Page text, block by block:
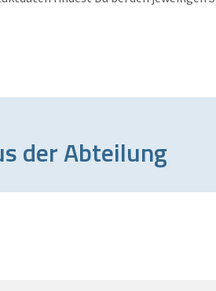
der Abteilung